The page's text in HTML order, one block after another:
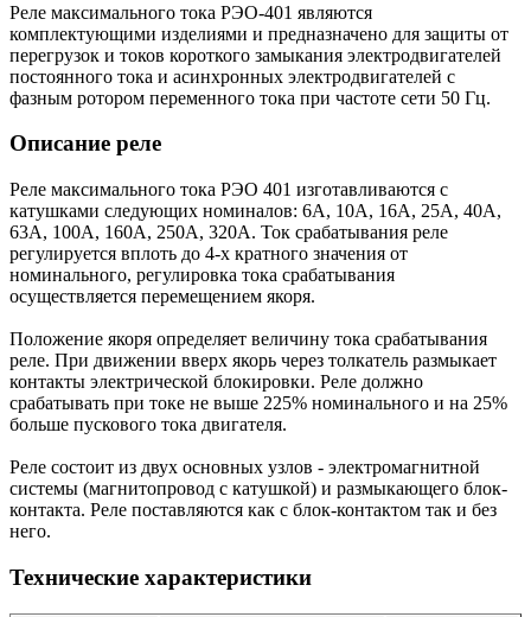
Реле максимального тока РЭО-401 являются
комплектующими изделиями и предназначено для защиты от
перегрузок и токов короткого замыкания электродвигателей
постоянного тока и асинхронных электродвигателей с
фазным ротором переменного тока при частоте сети 50 Гц.
Описание реле
Реле максимального тока РЭО 401 изготавливаются с
катушками следующих номиналов: 6А, 10А, 16А, 25А, 40А,
63А, 100А, 160А, 250А, 320А. Ток срабатывания реле
регулируется вплоть до 4-х кратного значения от
номинального, регулировка тока срабатывания
осуществляется перемещением якоря.
Положение якоря определяет величину тока срабатывания
реле. При движении вверх якорь через толкатель размыкает
контакты электрической блокировки. Реле должно
срабатывать при токе не выше 225% номинального и на 25%
больше пускового тока двигателя.
Реле состоит из двух основных узлов - электромагнитной
системы (магнитопровод с катушкой) и размыкающего блок-
контакта. Реле поставляются как с блок-контактом так и без
него.
Технические характеристики